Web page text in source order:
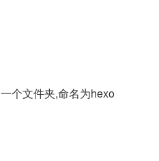
个文件夹,命名为hexo